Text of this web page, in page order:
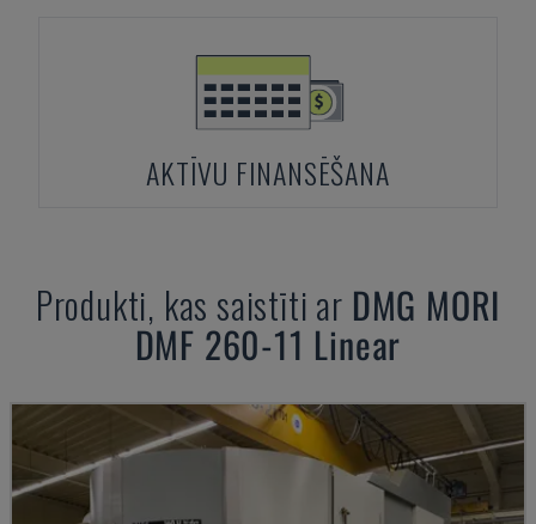
AKTĪVU FINANSĒŠANA
Produkti, kas saistīti ar DMG MORI
DMF 260-11 Linear